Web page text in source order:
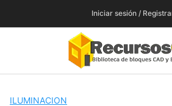
Iniciar sesión /
ILUMINACION